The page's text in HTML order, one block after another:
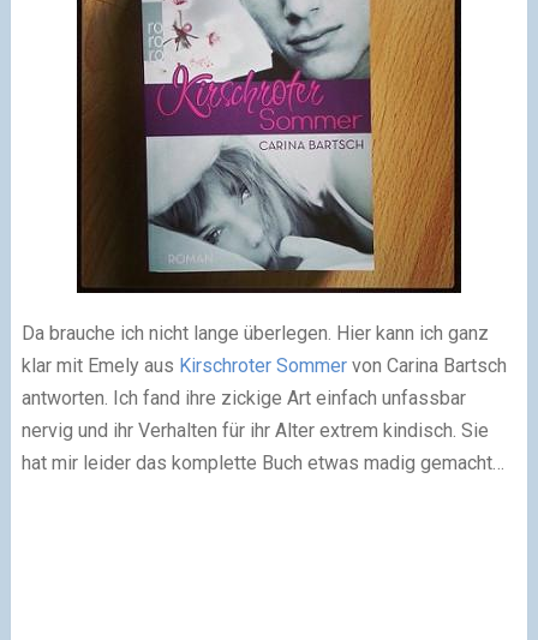
Da brauche ich nicht lange überlegen. Hier kann ich ganz
klar mit Emely aus Kirschroter Sommervon Carina Bartsch
antworten. Ich fand ihre zickige Art einfach unfassbar
nervig und ihr Verhalten für ihr Alter extrem kindisch. Sie
hat mir leider das komplette Buch etwas madig gemacht…